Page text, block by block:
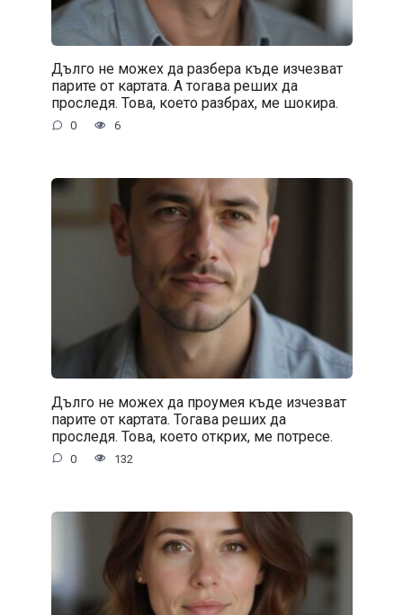
Дълго не можех да разбера къде изчезват
парите от картата. А тогава реших да
проследя. Това, което разбрах, ме шокира.
0 6
Дълго не можех да проумея къде изчезват
парите от картата. Тогава реших да
проследя. Това, което открих, ме потресе.
0 132